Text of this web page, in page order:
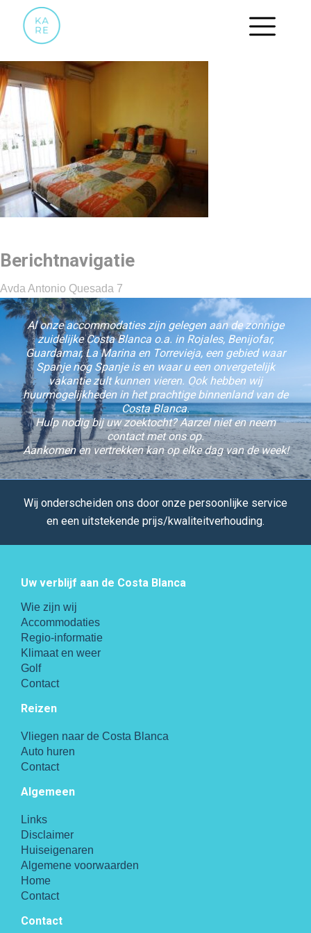
05 OUDERSLAAMPAKER
Berichtnavigatie
Avda Antonio Quesada 7
Al onze accommodaties zijn gelegen aan de zonnige
zuidelijke Costa Blanca o.a. in Rojales, Benijofar,
Guardamar, La Marina en Torrevieja, een gebied waar
Spanje nog Spanje is en waar u een onvergetelijk
vakantie zult kunnen vieren. Ook hebben wij
huurmogelijkheden in het prachtige binnenland van de
Costa Blanca.
Hulp nodig bij uw zoektocht? Aarzel niet en neem
contact met ons op.
Aankomen en vertrekken kan op elke dag van de week!
Wij onderscheiden ons door onze persoonlijke service
en een uitstekende prijs/kwaliteitverhouding.
Uw verblijf aan de Costa Blanca
Wie zijn wij
Accommodaties
Regio-informatie
Klimaat en weer
Golf
Contact
Reizen
Vliegen naar de Costa Blanca
Auto huren
Contact
Algemeen
Links
Disclaimer
Huiseigenaren
Algemene voorwaarden
Home
Contact
Contact